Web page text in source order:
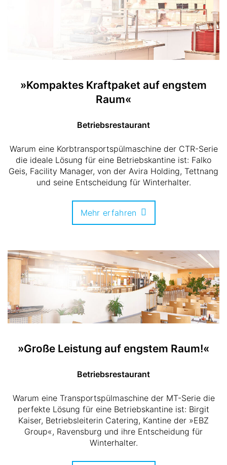
Betriebsrestaurant
»Kompaktes Kraftpaket auf engstem
Raum«
Warum eine Korbtransportspülmaschine der CTR-Serie
die ideale Lösung für eine Betriebskantine ist: Falko
Geis, Facility Manager, von der Avira Holding, Tettnang
und seine Entscheidung für Winterhalter.
Mehr erfahren
Betriebsrestaurant
»Große Leistung auf engstem Raum!«
Warum eine Transportspülmaschine der MT-Serie die
perfekte Lösung für eine Betriebskantine ist: Birgit
Kaiser, Betriebsleiterin Catering, Kantine der »EBZ
Group«, Ravensburg und ihre Entscheidung für
Winterhalter.